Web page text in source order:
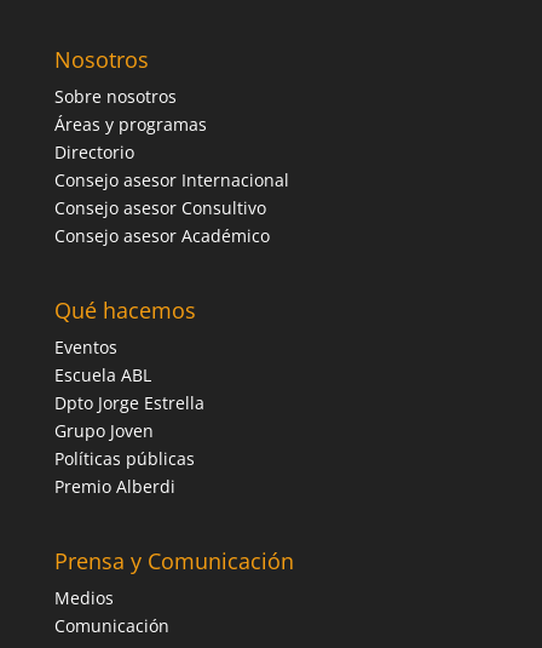
Nosotros
Sobre nosotros
Áreas y programas
Directorio
Consejo asesor Internacional
Consejo asesor Consultivo
Consejo asesor Académico
Qué hacemos
Eventos
Escuela ABL
Dpto Jorge Estrella
Grupo Joven
Políticas públicas
Premio Alberdi
Prensa y Comunicación
Medios
Comunicación